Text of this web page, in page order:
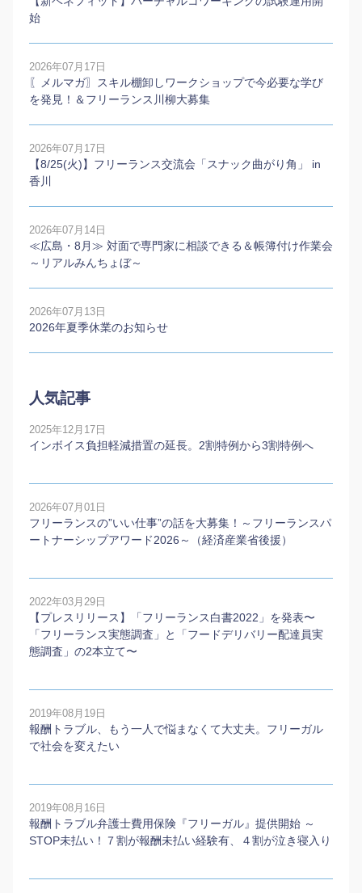
始
2026年07月17日
〖メルマガ〗スキル棚卸しワークショップで今必要な学び
を発見！＆フリーランス川柳大募集
2026年07月17日
【8/25(火)】フリーランス交流会「スナック曲がり角」 in
香川
2026年07月14日
≪広島・8月≫ 対面で専門家に相談できる＆帳簿付け作業会
～リアルみんちょぼ～
2026年07月13日
2026年夏季休業のお知らせ
人気記事
2025年12月17日
インボイス負担軽減措置の延長。2割特例から3割特例へ
2026年07月01日
フリーランスの”いい仕事”の話を大募集！～フリーランスパ
ートナーシップアワード2026～（経済産業省後援）
2022年03月29日
【プレスリリース】「フリーランス白書2022」を発表〜
「フリーランス実態調査」と「フードデリバリー配達員実
態調査」の2本⽴て〜
2019年08月19日
報酬トラブル、もう一人で悩まなくて大丈夫。フリーガル
で社会を変えたい
2019年08月16日
報酬トラブル弁護士費用保険『フリーガル』提供開始 ～
STOP未払い！７割が報酬未払い経験有、４割が泣き寝入り